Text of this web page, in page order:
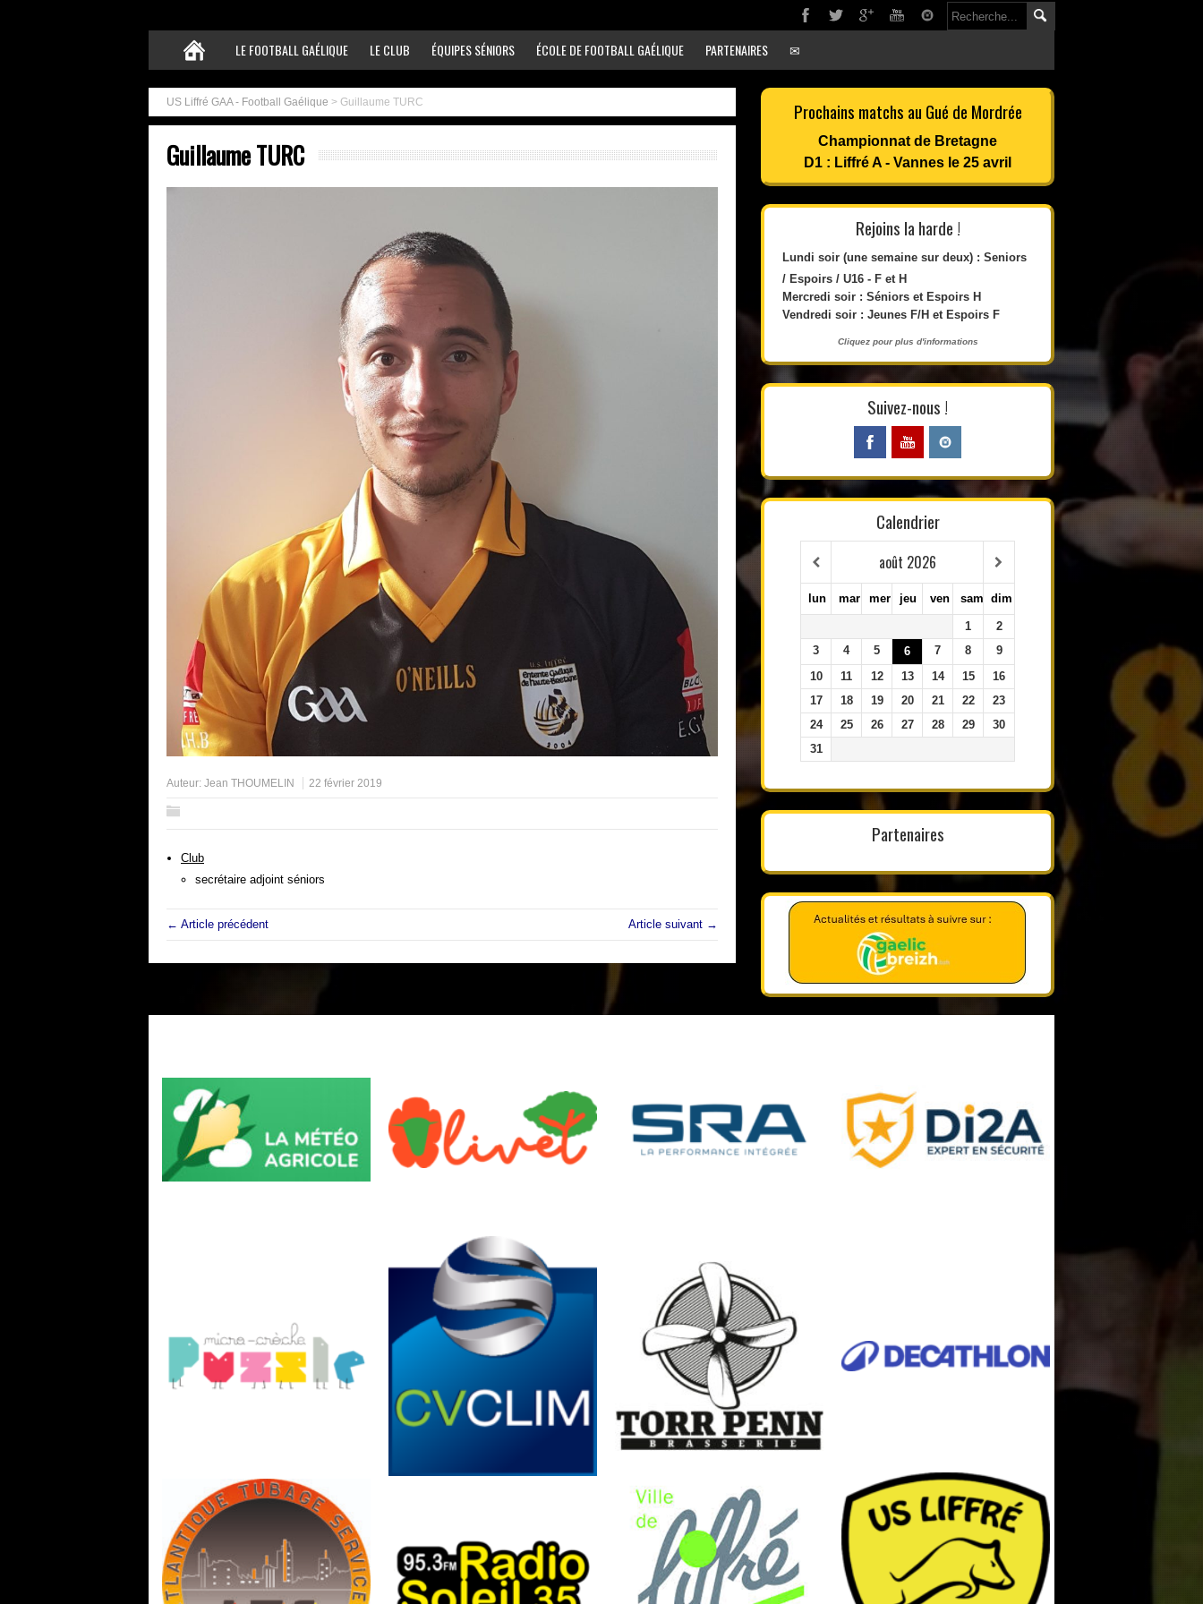
LE FOOTBALL GAÉLIQUE LE CLUB ÉQUIPES SÉNIORS ÉCOLE DE FOOTBALL GAÉLIQUE PARTENAIRES ✉
US Liffré GAA - Football Gaélique > Guillaume TURC
Guillaume TURC
Auteur: Jean THOUMELIN 22 février 2019
Club
secrétaire adjoint séniors
← Article précédent Article suivant →
Prochains matchs au Gué de Mordrée
Championnat de Bretagne
D1 : Liffré A - Vannes le 25 avril
Rejoins la harde !
Lundi soir (une semaine sur deux) : Seniors
/ Espoirs / U16 - F et H
Mercredi soir : Séniors et Espoirs H
Vendredi soir : Jeunes F/H et Espoirs F
Cliquez pour plus d'informations
Suivez-nous !
Calendrier
août 2026
lun mar mer jeu ven sam dim
1
2
3
4 5 6 7 8
9
10
11 12 13 14 15
16
17
18 19 20 21 22
23
24
25 26 27 28 29
30
31
Partenaires